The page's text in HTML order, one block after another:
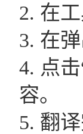
2. 在
3. 在
4. 点
容。
5. 翻